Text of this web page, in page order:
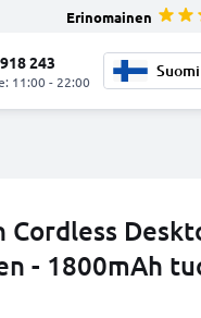
Erinomainen
243
11:00 - 22:00
Cordless
- 1800mAh